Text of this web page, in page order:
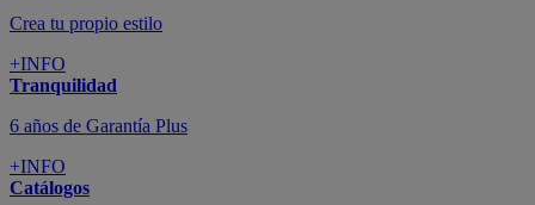
Crea tu propio estilo
+INFO
Tranquilidad
6 años de Garantía Plus
+INFO
Catálogos